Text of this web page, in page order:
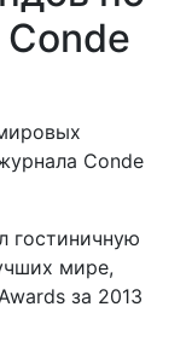
гостиничную
мире,
за 2013